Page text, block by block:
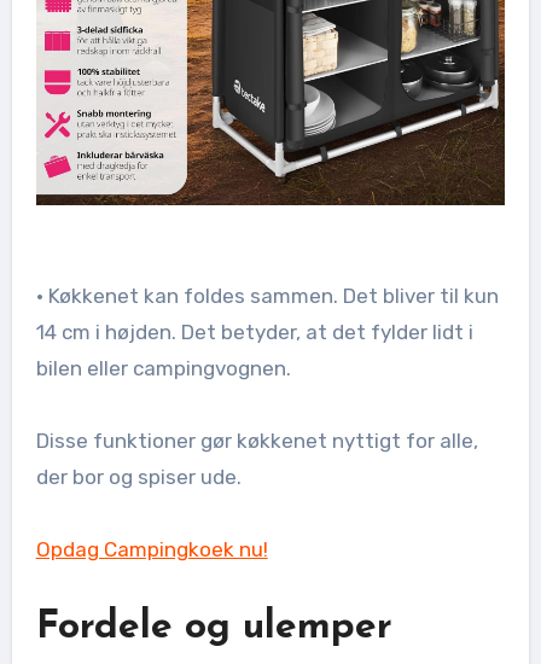
• Køkkenet kan foldes sammen. Det bliver til kun
14 cm i højden. Det betyder, at det fylder lidt i
bilen eller campingvognen.
Disse funktioner gør køkkenet nyttigt for alle,
der bor og spiser ude.
Opdag Campingkoek nu!
Fordele og ulemper